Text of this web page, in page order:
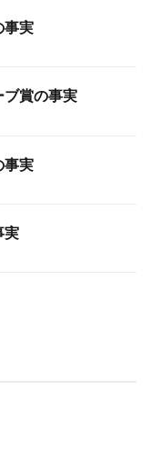
事実
ブ賞の事実
事実
実